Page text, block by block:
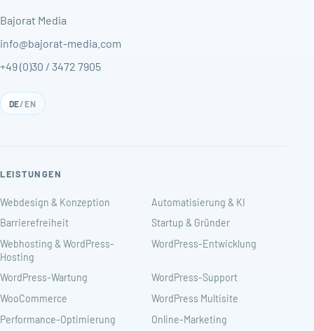
Bajorat Media
info@bajorat-media.com
+49 (0)30 / 3472 7905
DE/EN
LEISTUNGEN
Webdesign & Konzeption
Automatisierung & KI
Barrierefreiheit
Startup & Gründer
Webhosting & WordPress-
Hosting
WordPress-Entwicklung
WordPress-Wartung
WordPress-Support
WooCommerce
WordPress Multisite
Performance-Optimierung
Online-Marketing